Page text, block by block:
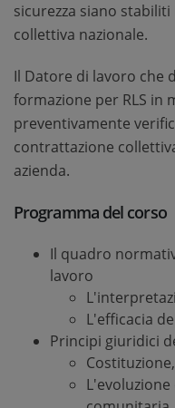
sicurezza siano
collettiva nazionale.
Il Datore di lavoro che
formazione per RLS in
preventivamente
contrattazione
azienda.
Programma del corso
Il quadro
lavoro
L'efficacia
Principi giuridici